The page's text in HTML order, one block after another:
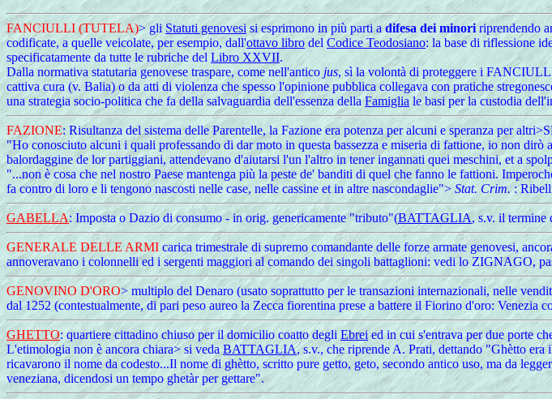
FANCIULLI (TUTELA)> gliStatuti genovesisi esprimono in più parti adifesa dei minori riprendendo
codificate, a quelle veicolate, per esempio, dall'ottavo libro del Codice Teodosiano: la base di riflessione
specificatamente da tutte le rubriche del Libro XXVII.
Dalla normativa statutaria genovese traspare, come nell'antico jus, sì la volontà di proteggere i
cattiva cura (v. Balia) o da atti di violenza che spesso l'opinione pubblica collegava con pratiche
una strategia socio-politica che fa della salvaguardia dell'essenza dellaFamigliale basi per la custodia
FAZIONE: Risultanza del sistema delle Parentelle, la Fazione era potenza per alcuni e speranza per
"Ho conosciuto alcuni i quali professando di dar moto in questa bassezza e miseria di fattione, io non
balordaggine de lor partiggiani, attendevano d'aiutarsi l'un l'altro in tener ingannati quei meschini, et a
"...non è cosa che nel nostro Paese mantenga più la peste de' banditi di quel che fanno le fattioni.
fa contro di loro e li tengono nascosti nelle case, nelle cassine et in altre nascondaglie">Stat. Crim.:
GABELLA: Imposta o Dazio di consumo - in orig. genericamente "tributo"(BATTAGLIA, s.v. il termine
GENERALE DELLE ARMIcarica trimestrale di supremo comandante delle forze armate genovesi,
annoveravano i colonnelli ed i sergenti maggiori al comando dei singoli battaglioni: vedi lo ZIGNAGO,
GENOVINO D'ORO> multiplo del Denaro (usato soprattutto per le transazioni internazionali, nelle
dal 1252 (contestualmente, di pari peso aureo la Zecca fiorentina prese a battere il Fiorino d'oro:
GHETTO: quartiere cittadino chiuso per il domicilio coatto degli Ebrei ed in cui s'entrava per due porte
L'etimologia non è ancora chiara> si vedaBATTAGLIA, s.v., che riprende A. Prati, dettando "Ghètto
ricavarono il nome da codesto...Il nome di ghètto, scritto pure getto, geto, secondo antico uso, ma da
veneziana, dicendosi un tempo ghetàr per gettare".